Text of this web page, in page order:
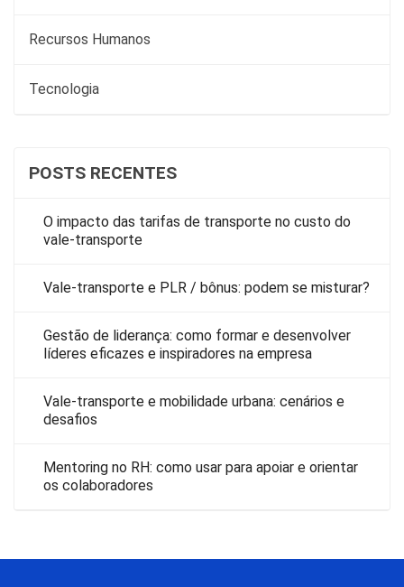
Recursos Humanos
Tecnologia
POSTS RECENTES
O impacto das tarifas de transporte no custo do
vale-transporte
Vale-transporte e PLR / bônus: podem se misturar?
Gestão de liderança: como formar e desenvolver
líderes eficazes e inspiradores na empresa
Vale-transporte e mobilidade urbana: cenários e
desafios
Mentoring no RH: como usar para apoiar e orientar
os colaboradores